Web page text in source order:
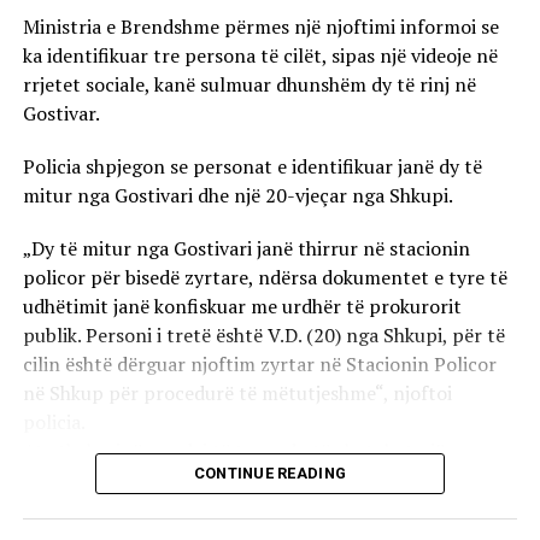
Ministria e Brendshme përmes një njoftimi informoi se
ka identifikuar tre persona të cilët, sipas një videoje në
rrjetet sociale, kanë sulmuar dhunshëm dy të rinj në
Gostivar.
Policia shpjegon se personat e identifikuar janë dy të
mitur nga Gostivari dhe një 20-vjeçar nga Shkupi.
„Dy të mitur nga Gostivari janë thirrur në stacionin
policor për bisedë zyrtare, ndërsa dokumentet e tyre të
udhëtimit janë konfiskuar me urdhër të prokurorit
publik. Personi i tretë është V.D. (20) nga Shkupi, për të
cilin është dërguar njoftim zyrtar në Stacionin Policor
në Shkup për procedurë të mëtutjeshme“, njoftoi
Ata theksojnë se ndaj të treve do të zbatohet një
procedurë e përshpejtuar para gjykatës sapo të
CONTINUE READING